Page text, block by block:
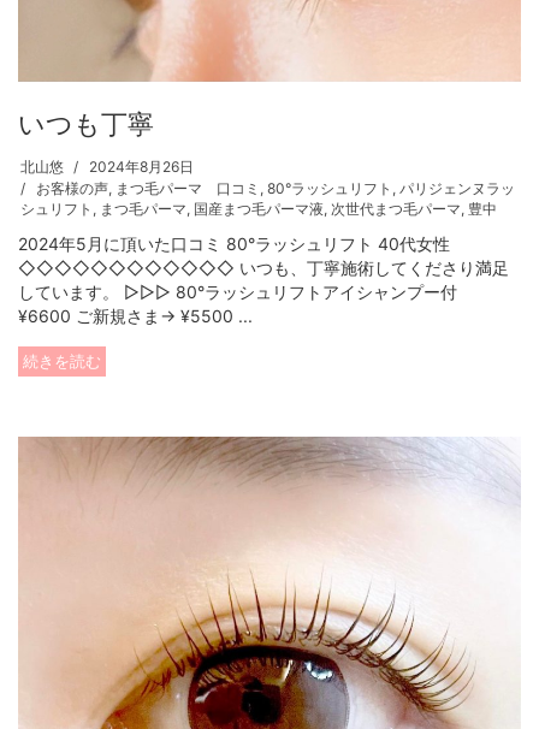
いつも丁寧
北山悠
2024年8月26日
お客様の声, まつ毛パーマ 口コミ , 80°ラッシュリフト , パリジェンヌラッ
シュリフト , まつ毛パーマ, 国産まつ毛パーマ液, 次世代まつ毛パーマ, 豊中
2024年5月に頂いた口コミ 80°ラッシュリフト 40代女性
◇◇◇◇◇◇◇◇◇◇◇◇ いつも、丁寧施術してくださり満足
しています。 ▷▷▷ 80°ラッシュリフトアイシャンプー付
¥6600 ご新規さま→ ¥5500 ...
続きを読む